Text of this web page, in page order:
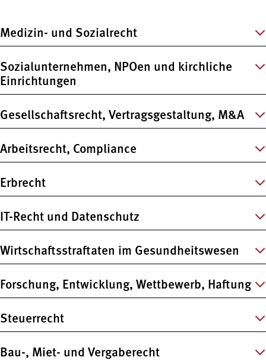
Medizin- und Sozialrecht
Sozialunternehmen, NPOen und kirchliche
Einrichtungen
Gesellschaftsrecht, Vertragsgestaltung, M&A
Arbeitsrecht, Compliance
Erbrecht
IT-Recht und Datenschutz
Wirtschaftsstraftaten im Gesundheitswesen
Forschung, Entwicklung, Wettbewerb, Haftung
Steuerrecht
Bau-, Miet- und Vergaberecht